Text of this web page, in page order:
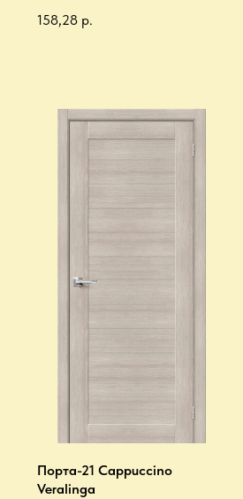
158,28 р.
Порта-21 Cappuccino
Veralinga